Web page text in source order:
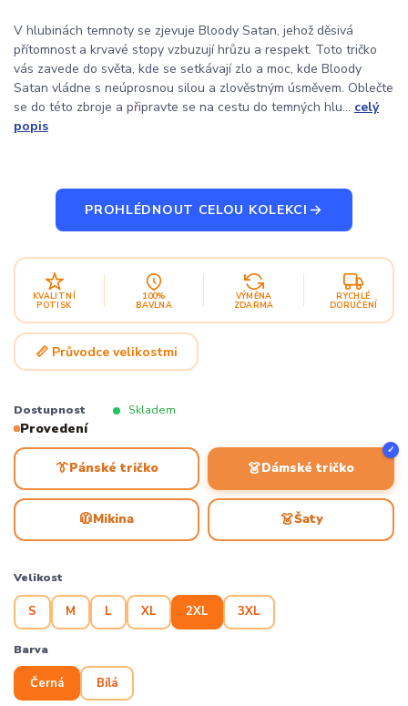
V hlubinách temnoty se zjevuje Bloody Satan, jehož děsivá
přítomnost a krvavé stopy vzbuzují hrůzu a respekt. Toto tričko
vás zavede do světa, kde se setkávají zlo a moc, kde Bloody
Satan vládne s neúprosnou silou a zlověstným úsměvem. Oblečte
se do této zbroje a připravte se na cestu do temných hlu... celý
popis
PROHLÉDNOUT CELOU KOLEKCI
KVALITNÍ
POTISK
100%
BAVLNA
VÝMĚNA
ZDARMA
RYCHLÉ
DORUČENÍ
📏 Průvodce velikostmi
Dostupnost Skladem
Provedení
👔Pánské tričko 👗Dámské tričko
✓
🧥Mikina 👗Šaty
Velikost
S M L XL 2XL 3XL
Barva
Černá Bílá